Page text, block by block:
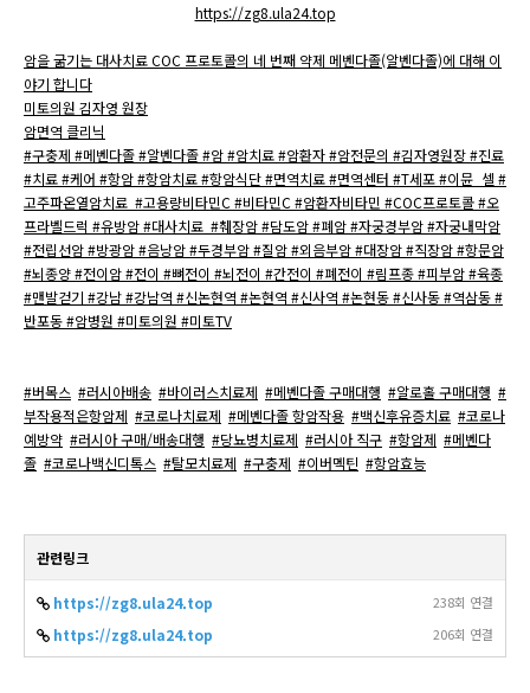
https://zg8.ula24.top
암을 굶기는 대사치료 COC 프로토콜의 네 번째 약제 메벤다졸(알벤다졸)에 대해 이
야기 합니다
미토의원 김자영 원장
암면역 클리닉
#구충제 #메벤다졸 #알벤다졸 #암 #암치료 #암환자 #암전문의 #김자영원장 #진료
#치료 #케어 #항암 #항암치료 #항암식단 #면역치료 #면역센터 #T세포 #이뮨_셀 #
고주파온열암치료 #고용량비타민C #비타민C #암환자비타민 #COC프로토콜 #오
프라벨드럭 #유방암 #대사치료 #췌장암 #담도암 #폐암 #자궁경부암 #자궁내막암
#전립선암 #방광암 #음낭암 #두경부암 #질암 #외음부암 #대장암 #직장암 #항문암
#뇌종양 #전이암 #전이 #뼈전이 #뇌전이 #간전이 #폐전이 #림프종 #피부암 #육종
#맨발걷기 #강남 #강남역 #신논현역 #논현역 #신사역 #논현동 #신사동 #역삼동 #
반포동 #암병원 #미토의원 #미토TV
#버목스 #러시아배송 #바이러스치료제 #메벤다졸 구매대행 #알로홀 구매대행 #
부작용적은항암제 #코로나치료제 #메벤다졸 항암작용 #백신후유증치료 #코로나
예방약 #러시아 구매/배송대행 #당뇨병치료제 #러시아 직구 #항암제 #메벤다
졸 #코로나백신디톡스 #탈모치료제 #구충제 #이버멕틴 #항암효능
관련링크
https://zg8.ula24.top 238회 연결
https://zg8.ula24.top 206회 연결